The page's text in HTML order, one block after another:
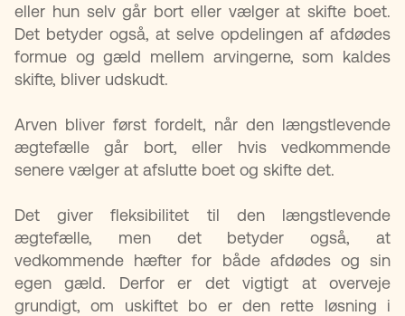
eller hun selv går bort eller vælger at skifte boet.
Det betyder også, at selve opdelingen af afdødes
formue og gæld mellem arvingerne, som kaldes
skifte, bliver udskudt.
Arven bliver først fordelt, når den længstlevende
ægtefælle går bort, eller hvis vedkommende
senere vælger at afslutte boet og skifte det.
Det giver fleksibilitet til den længstlevende
ægtefælle, men det betyder også, at
vedkommende hæfter for både afdødes og sin
egen gæld. Derfor er det vigtigt at overveje
grundigt, om uskiftet bo er den rette løsning i